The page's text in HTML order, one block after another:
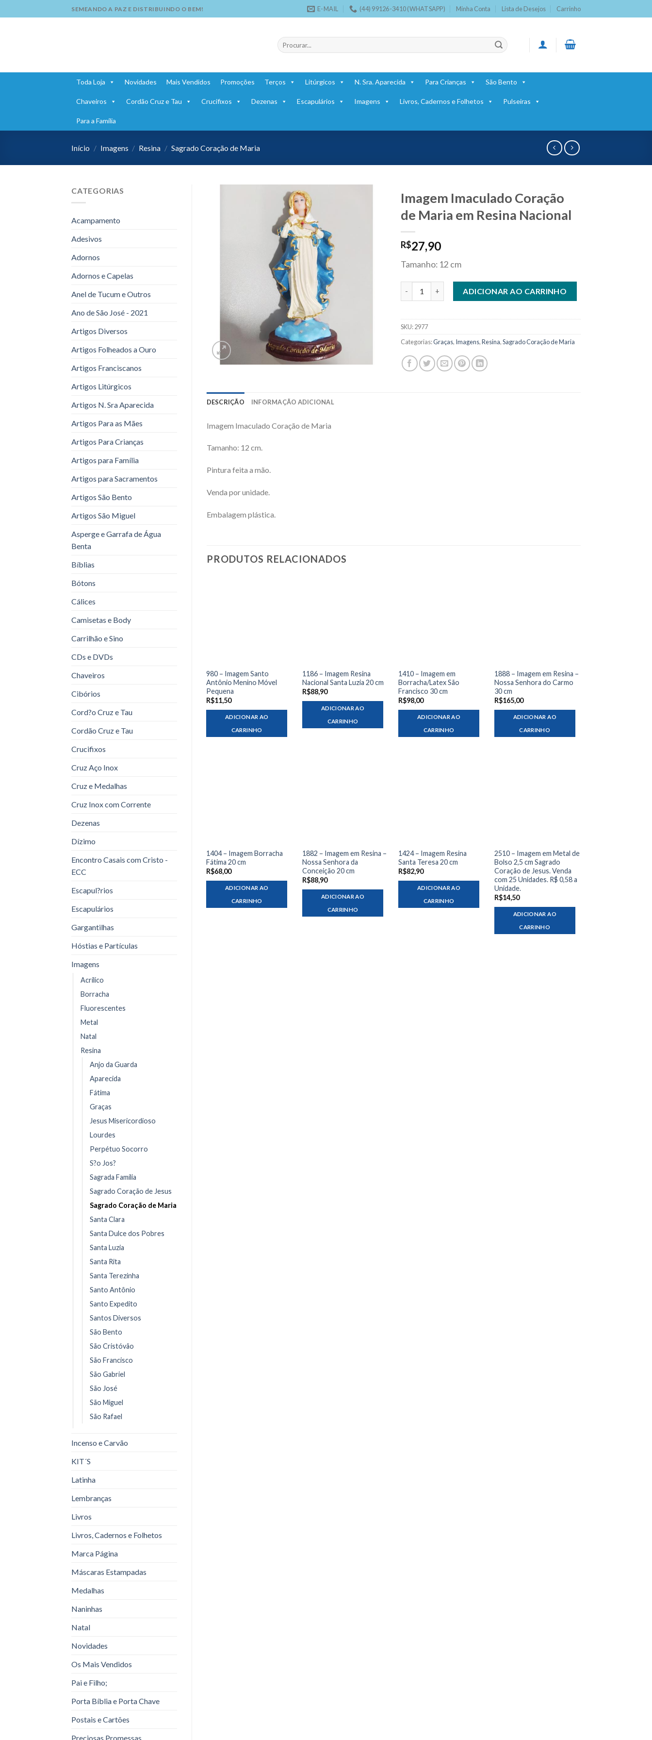
to
SEMEANDO A PAZ E DISTRIBUINDO O BEM! E-MAIL (44) 99126-3410 (WHATSAPP) Minha Conta Lista de Desejos Carrinho
Pesquisar
por:
Toda Loja Novidades Mais Vendidos Promoções Terços Litúrgicos N. Sra. Aparecida Para Crianças São Bento
Chaveiros Cordão Cruz e Tau Crucifixos Dezenas Escapulários Imagens Livros, Cadernos e Folhetos Pulseiras
Para a Família
Início / Imagens / Resina / Sagrado Coração de Maria
CATEGORIAS
Acampamento
Adesivos
Adornos
Adornos e Capelas
Anel de Tucum e Outros
Ano de São José - 2021
Artigos Diversos
Artigos Folheados a Ouro
Artigos Franciscanos
Artigos Litúrgicos
Artigos N. Sra Aparecida
Artigos Para as Mães
Artigos Para Crianças
Artigos para Família
Artigos para Sacramentos
Artigos São Bento
Artigos São Miguel
Asperge e Garrafa de Água
Benta
Bíblias
Bótons
Cálices
Camisetas e Body
Carrilhão e Sino
CDs e DVDs
Chaveiros
Cibórios
Cord?o Cruz e Tau
Cordão Cruz e Tau
Crucifixos
Cruz Aço Inox
Cruz e Medalhas
Cruz Inox com Corrente
Dezenas
Dízimo
Encontro Casais com Cristo -
ECC
Escapul?rios
Escapulários
Gargantilhas
Hóstias e Partículas
Imagens
Acrílico
Borracha
Fluorescentes
Metal
Natal
Resina
Anjo da Guarda
Aparecida
Fátima
Graças
Jesus Misericordioso
Lourdes
Perpétuo Socorro
S?o Jos?
Sagrada Família
Sagrado Coração de Jesus
Sagrado Coração de Maria
Santa Clara
Santa Dulce dos Pobres
Santa Luzia
Santa Rita
Santa Terezinha
Santo Antônio
Santo Expedito
Santos Diversos
São Bento
São Cristóvão
São Francisco
São Gabriel
São José
São Miguel
São Rafael
Incenso e Carvão
KIT´S
Latinha
Lembranças
Livros
Livros, Cadernos e Folhetos
Marca Página
Máscaras Estampadas
Medalhas
Naninhas
Natal
Novidades
Os Mais Vendidos
Pai e Filho;
Porta Bíblia e Porta Chave
Postais e Cartões
Preciosas Promessas
Imagem Imaculado Coração
de Maria em Resina Nacional
R$27,90
Tamanho: 12 cm
ADICIONAR AO CARRINHO
SKU:2977
Categorias:Graças, Imagens,Resina,Sagrado Coração de Maria
DESCRIÇÃO INFORMAÇÃO ADICIONAL
Imagem Imaculado Coração de Maria
Tamanho: 12 cm.
Pintura feita a mão.
Venda por unidade.
Embalagem plástica.
PRODUTOS RELACIONADOS
980 – Imagem Santo
Antônio Menino Móvel
Pequena
R$11,50
ADICIONAR AO
CARRINHO
1186 – Imagem Resina
Nacional Santa Luzia 20 cm
R$88,90
ADICIONAR AO
CARRINHO
1410 – Imagem em
Borracha/Latex São
Francisco 30 cm
R$98,00
ADICIONAR AO
CARRINHO
1888 – Imagem em Resina –
Nossa Senhora do Carmo
30 cm
R$165,00
ADICIONAR AO
CARRINHO
1404 – Imagem Borracha
Fátima 20 cm
R$68,00
ADICIONAR AO
CARRINHO
1882 – Imagem em Resina –
Nossa Senhora da
Conceição 20 cm
R$88,90
ADICIONAR AO
CARRINHO
1424 – Imagem Resina
Santa Teresa 20 cm
R$82,90
ADICIONAR AO
CARRINHO
2510 – Imagem em Metal de
Bolso 2,5 cm Sagrado
Coração de Jesus. Venda
com 25 Unidades. R$ 0,58 a
Unidade.
R$14,50
ADICIONAR AO
CARRINHO